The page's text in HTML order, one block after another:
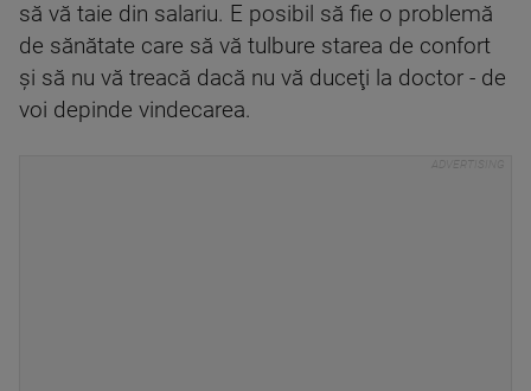
să vă taie din salariu. E posibil să fie o problemă
de sănătate care să vă tulbure starea de confort
şi să nu vă treacă dacă nu vă duceţi la doctor - de
voi depinde vindecarea.